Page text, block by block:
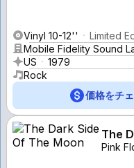
Vinyl 10-12''
Limited
Mobile Fidelity Sound
US
1979
Rock
価格をチ
The
Pink